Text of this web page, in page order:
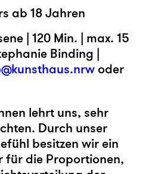
ab 18 Jahren
| 120 Min. | max. 15
Binding |
oder
lehrt uns, sehr
Durch unser
besitzen wir ein
für die Proportionen,